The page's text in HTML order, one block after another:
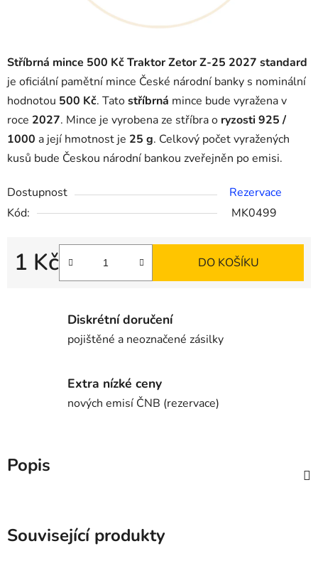
Stříbrná mince 500 Kč Traktor Zetor Z-25 2027 standard
je oficiální pamětní mince České národní banky s nominální
hodnotou 500 Kč. Tatostříbrná mince bude vyražena v
roce 2027. Mince je vyrobena ze stříbra o ryzosti 925 /
1000 a její hmotnost je 25 g. Celkový počet vyražených
kusů bude Českou národní bankou zveřejněn po emisi.
Dostupnost
Rezervace
Kód:
MK0499
1 Kč DO KOŠÍKU
Diskrétní doručení
pojištěné a neoznačené zásilky
Extra nízké ceny
nových emisí ČNB (rezervace)
Popis
Související produkty